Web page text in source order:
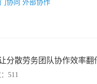
协同 外部协作
分散劳务团队协作效率翻
511